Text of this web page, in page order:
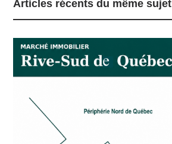
Articles récents du même sujet